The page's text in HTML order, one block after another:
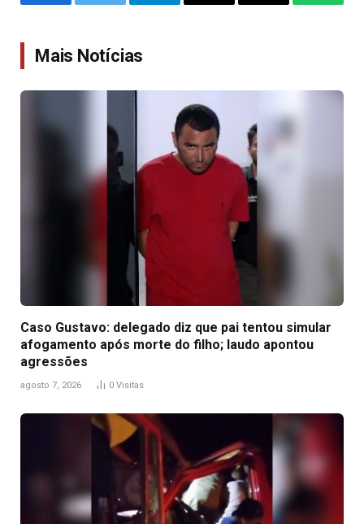
FacebookTwitter TelegramEmail
Copy
Mais Notícias
Caso Gustavo: delegado diz que pai tentou simular
afogamento após morte do filho; laudo apontou
agressões
agosto 7, 2026 0 Visitas